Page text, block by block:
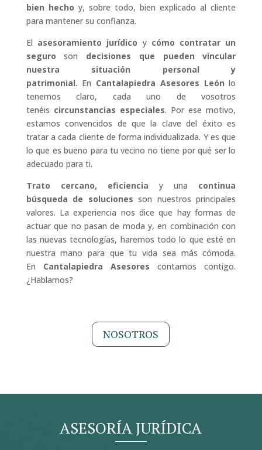
bien hecho y, sobre todo, bien explicado al cliente
para mantener su confianza.
El asesoramiento jurídico y cómo contratar un
seguro son decisiones que pueden vincular
nuestra situación personal y
patrimonial. En Cantalapiedra Asesores León lo
tenemos claro, cada uno de vosotros
tenéis circunstancias especiales. Por ese motivo,
estamos convencidos de que la clave del éxito es
tratar a cada cliente de forma individualizada. Y es que
lo que es bueno para tu vecino no tiene por qué ser lo
adecuado para ti.
Trato cercano, eficiencia y una continua
búsqueda de soluciones son nuestros principales
valores. La experiencia nos dice que hay formas de
actuar que no pasan de moda y, en combinación con
las nuevas tecnologías, haremos todo lo que esté en
nuestra mano para que tu vida sea más cómoda.
En Cantalapiedra Asesores contamos contigo.
¿Hablamos?
NOSOTROS
ASESORÍA JURÍDICA